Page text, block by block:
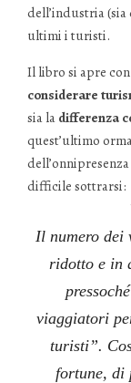
dell’industria
ultimi i turisti.
Il libro si apre
considerare
sia la differenza
quest’ultimo
difficile sottrarsi:
Il numero dei
ridotto e in
viaggiatori
turisti”.
fortune, di